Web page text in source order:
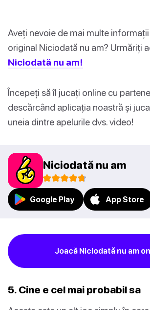
Aveți nevoie de mai multe
original Niciodată nu am? Urmăriți
Niciodată nu am!
Începeți să îl jucați online cu
descărcând aplicația noastră și
uneia dintre apelurile dvs. video!
Niciodată nu am
Google Play App Store
Joacă Niciodată nu am
5. Cine e cel mai probabil sa